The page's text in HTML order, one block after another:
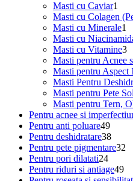
Masti cu Caviar1
Masti cu Colagen
Masti cu Minerale1
Masti cu
Masti cu Vitamine33
Masti pentru Acnee
Masti pentru Aspect
Masti Pentru
Masti pentru Pete
Masti pentru Tern,
Pentru acnee si
Pentru anti poluare4949
de
Pentru deshidratare3838
de
Pentru pete pigmentare32
Pentru pori dilatati2424
de
Pentru riduri si antiage4949